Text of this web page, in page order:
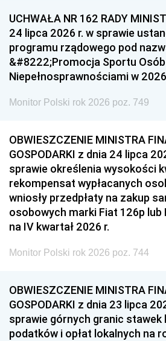
UCHWAŁA NR 162 RADY
24 lipca 2026 r. w sprawie
programu rządowego pod
&#8222;Promocja Sportu
Niepełnosprawnościami w
Monitor Polski rok 2026 poz. 749
OBWIESZCZENIE MINISTRA
GOSPODARKI z dnia 24 lipca
sprawie określenia wysokości
rekompensat wypłacanych
wniosły przedpłaty na zakup
osobowych marki Fiat 126p lub
na IV kwartał 2026 r.
Monitor Polski rok 2026 poz. 744
OBWIESZCZENIE MINISTRA
GOSPODARKI z dnia 23 lipca
sprawie górnych granic stawek
podatków i opłat lokalnych na